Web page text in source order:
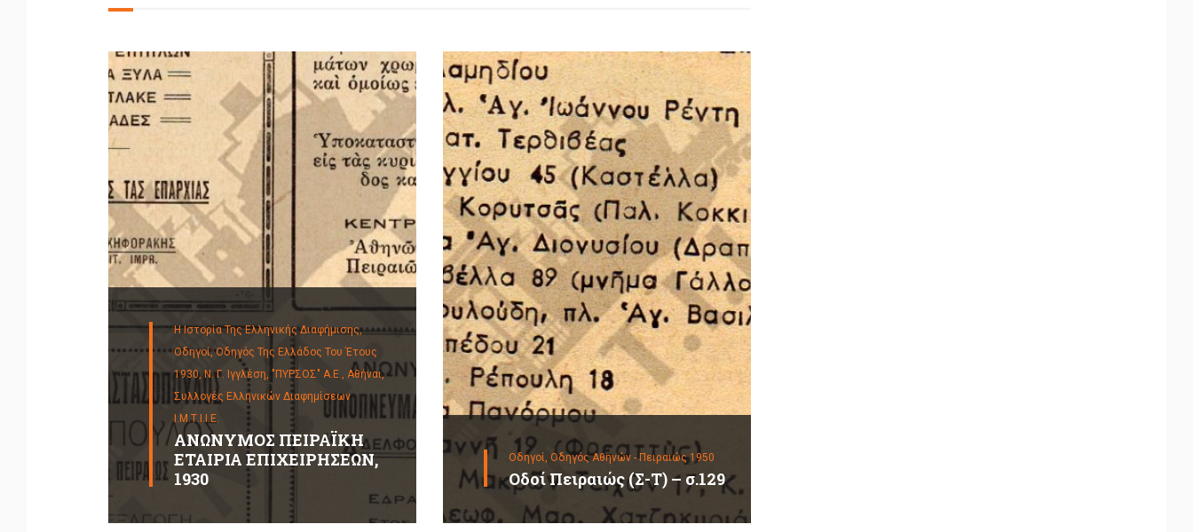
Η Ιστορία Της Ελληνικής Διαφήμισης,
Οδηγοί,Οδηγός Της Ελλάδος Του Έτους
1930, Ν. Γ. Ιγγλέση, "ΠΥΡΣΟΣ" Α.Ε., Αθήναι,
Συλλογές Ελληνικών Διαφημίσεων
Ι.Μ.Τ.Ι.Ι.Ε.
ΑΝΩΝΥΜΟΣ ΠΕΙΡΑΪΚΗ
ΕΤΑΙΡΙΑ ΕΠΙΧΕΙΡΗΣΕΩΝ,
1930
Οδηγοί, Οδηγός Αθηνών - Πειραιώς 1950
Οδοί Πειραιώς (Σ-Τ) – σ.129